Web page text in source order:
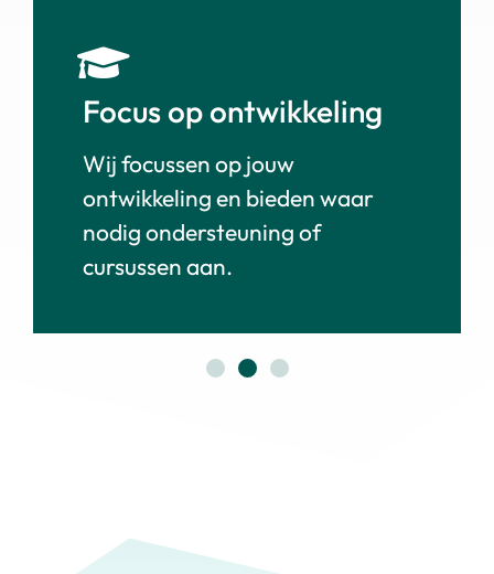
Focus op ontwikkeling
Wij focussen op jouw
ontwikkeling en bieden waar
nodig ondersteuning of
cursussen aan.